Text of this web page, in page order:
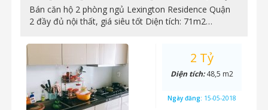
Bán căn hộ 2 phòng ngủ Lexington Residence Quận
2 đầy đủ nội thất, giá siêu tốt Diện tích: 71m2…
2 Tỷ
Diện tích:48,5 m2
Ngày đăng: 15-05-2018